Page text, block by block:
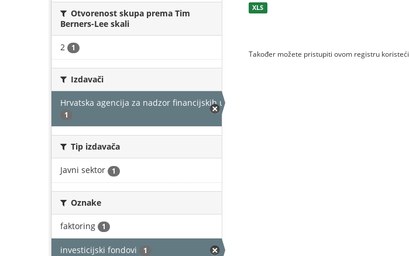
Otvorenost skupa prema Tim
Berners-Lee skali
2 1
Izdavači
Hrvatska agencija za nadzor financijskih usluga
1
Tip izdavača
Javni sektor 1
Oznake
faktoring 1
investicijski fondovi 1
XLS
Također možete pristupiti ovom registru koristeći